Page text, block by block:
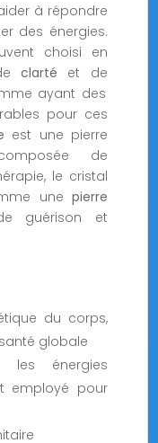
à répondre
des énergies.
choisi en
clarté et de
ayant des
pour ces
est une pierre
de
le cristal
une pierre
guérison et
du corps,
globale
les énergies
employé pour